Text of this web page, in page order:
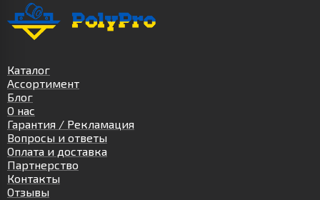
Каталог
Ассортимент
Блог
О нас
Гарантия / Рекламация
Вопросы и ответы
Оплата и доставка
Партнерство
Контакты
Отзывы